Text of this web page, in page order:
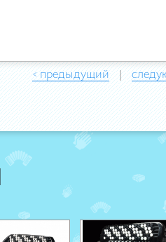
< предыдущий |